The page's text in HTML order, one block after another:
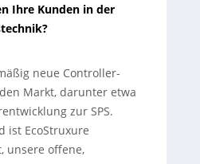
Ihre Kunden in der
neue Controller-
Markt, darunter etwa
zur SPS.
ist EcoStruxure
unsere offene,